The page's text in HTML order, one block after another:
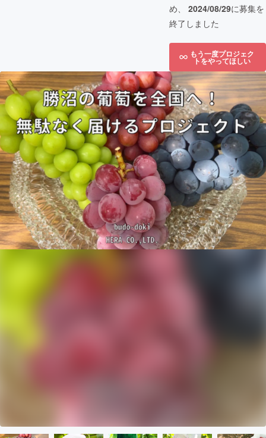
め、 2024/08/29に募集を
終了しました
もう一度プロジェク
トをやってほしい